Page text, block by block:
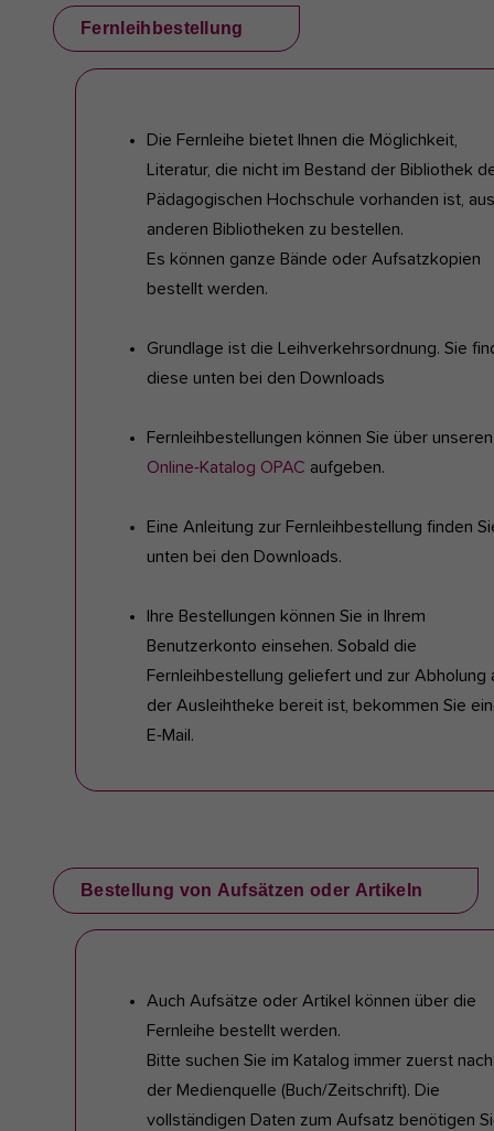
Fernleihbestellung
Die Fernleihe bietet Ihnen die Möglichkeit,
Literatur, die nicht im Bestand der Bibliothek
Pädagogischen Hochschule vorhanden ist, aus
anderen Bibliotheken zu bestellen.
Es können ganze Bände oder Aufsatzkopien
bestellt werden.
Grundlage ist die Leihverkehrsordnung. Sie
diese unten bei den Downloads
Fernleihbestellungen können Sie über unseren
Online-Katalog OPAC aufgeben.
Eine Anleitung zur Fernleihbestellung finden
unten bei den Downloads.
Ihre Bestellungen können Sie in Ihrem
Benutzerkonto einsehen. Sobald die
Fernleihbestellung geliefert und zur Abholung
der Ausleihtheke bereit ist, bekommen Sie
E-Mail.
Bestellung von Aufsätzen oder Artikeln
Auch Aufsätze oder Artikel können über die
Fernleihe bestellt werden.
Bitte suchen Sie im Katalog immer zuerst nach
der Medienquelle (Buch/Zeitschrift). Die
vollständigen Daten zum Aufsatz benötigen